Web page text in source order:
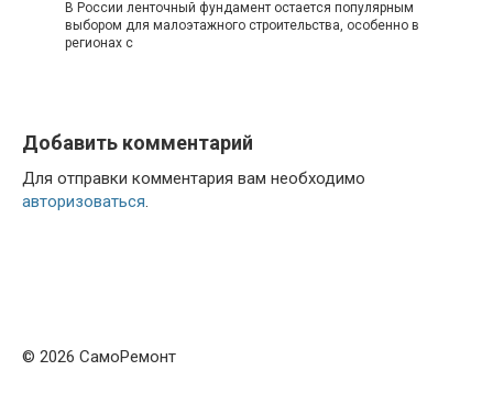
В России ленточный фундамент остается популярным
выбором для малоэтажного строительства, особенно в
регионах с
Добавить комментарий
Для отправки комментария вам необходимо
авторизоваться.
© 2026 СамоРемонт